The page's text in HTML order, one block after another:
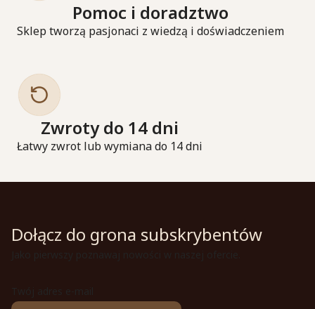
Pomoc i doradztwo
Sklep tworzą pasjonaci z wiedzą i doświadczeniem
Zwroty do 14 dni
Łatwy zwrot lub wymiana do 14 dni
Dołącz do grona subskrybentów